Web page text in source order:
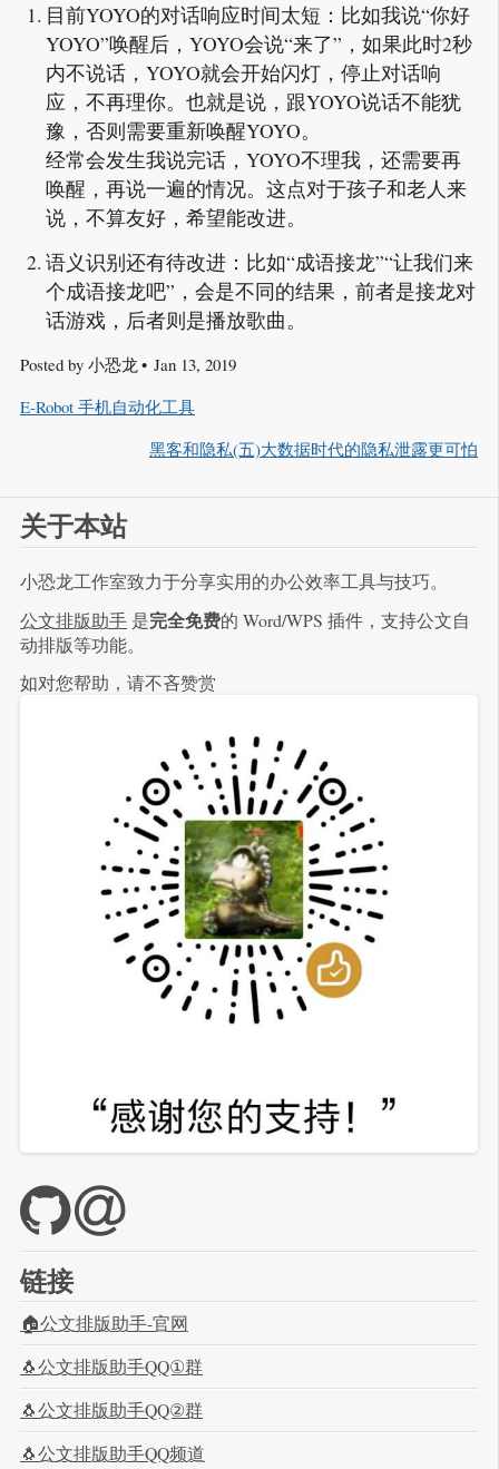
目前YOYO的对话响应时间太短：比如我说“你好
YOYO”唤醒后，YOYO会说“来了”，如果此时2秒
内不说话，YOYO就会开始闪灯，停止对话响
应，不再理你。也就是说，跟YOYO说话不能犹
豫，否则需要重新唤醒YOYO。
经常会发生我说完话，YOYO不理我，还需要再
唤醒，再说一遍的情况。这点对于孩子和老人来
说，不算友好，希望能改进。
语义识别还有待改进：比如“成语接龙”“让我们来
个成语接龙吧”，会是不同的结果，前者是接龙对
话游戏，后者则是播放歌曲。
Posted by 小恐龙
Jan 13, 2019
E-Robot 手机自动化工具
黑客和隐私(五)大数据时代的隐私泄露更可怕
关于本站
小恐龙工作室致力于分享实用的办公效率工具与技巧。
公文排版助手 是完全免费的 Word/WPS 插件，支持公文自
动排版等功能。
如对您帮助，请不吝赞赏
链接
🏠公文排版助手-官网
🐧公文排版助手QQ①群
🐧公文排版助手QQ②群
🐧公文排版助手QQ频道